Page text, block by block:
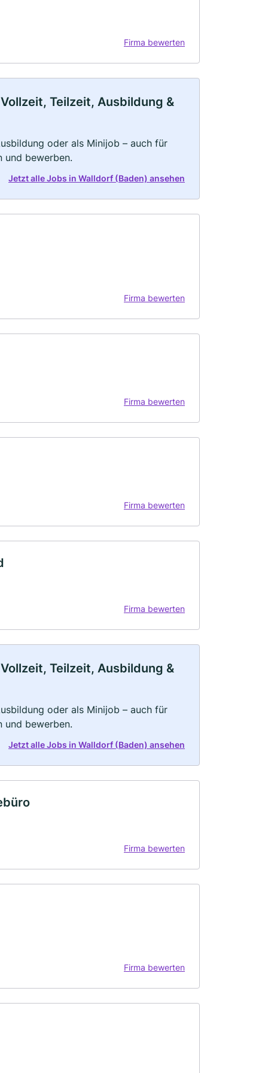
Firma bewerten
Teilzeit, Ausbildung &
oder als Minijob – auch für
und bewerben.
Jetzt alle Jobs in Walldorf (Baden) ansehen
Firma bewerten
Firma bewerten
Firma bewerten
Firma bewerten
Teilzeit, Ausbildung &
oder als Minijob – auch für
und bewerben.
Jetzt alle Jobs in Walldorf (Baden) ansehen
Firma bewerten
Firma bewerten